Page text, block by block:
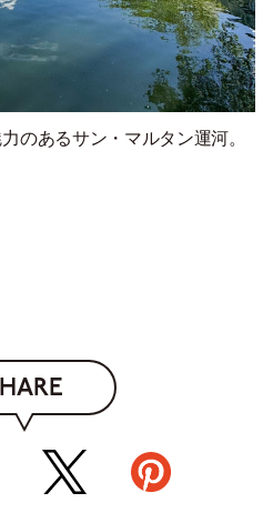
のあるサン・マルタン運河。